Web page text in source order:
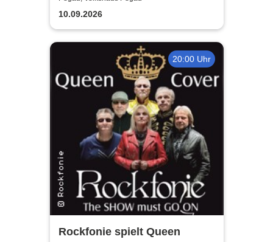
10.09.2026
20:00 Uhr
Rockfonie spielt Queen